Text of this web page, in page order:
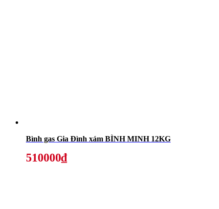
Bình gas Gia Đình xám BÌNH MINH 12KG
510000₫